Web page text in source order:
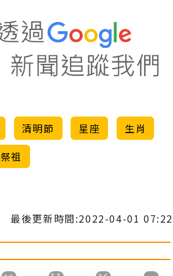
清明節 星座
生肖
祭祖
最後更新時間:2022-04-01 07:22